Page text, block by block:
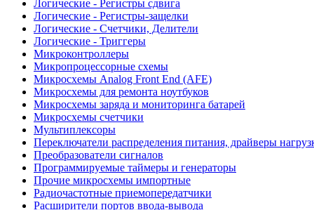
Логические - Регистры сдвига
Логические - Регистры-защелки
Логические - Счетчики, Делители
Логические - Триггеры
Микроконтроллеры
Микропроцессорные схемы
Микросхемы Analog Front End (AFE)
Микросхемы для ремонта ноутбуков
Микросхемы заряда и мониторинга батарей
Микросхемы счетчики
Мультиплексоры
Переключатели распределения питания, драйверы
Преобразователи сигналов
Программируемые таймеры и генераторы
Прочие микросхемы импортные
Радиочастотные приемопередатчики
Расширители портов ввода-вывода